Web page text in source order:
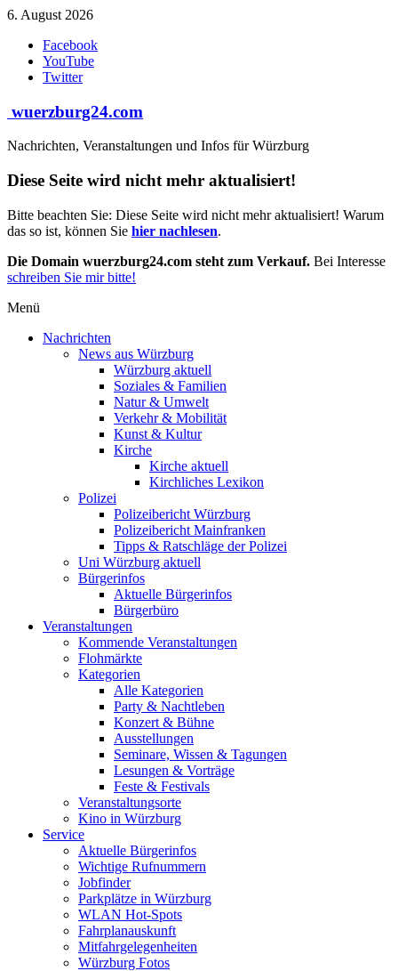
Zum
springen
6. August 2026
Facebook
YouTube
Twitter
wuerzburg24.com
Nachrichten, Veranstaltungen und Infos für Würzburg
Diese Seite wird nicht mehr aktualisiert!
Bitte beachten Sie: Diese Seite wird nicht mehr aktualisiert! Warum
das so ist, können Sie hier nachlesen.
Die Domain wuerzburg24.com steht zum Verkauf. Bei Interesse
schreiben Sie mir bitte!
Menü
Nachrichten
News aus Würzburg
Würzburg aktuell
Soziales & Familien
Natur & Umwelt
Verkehr & Mobilität
Kunst & Kultur
Kirche
Kirche aktuell
Kirchliches Lexikon
Polizei
Polizeibericht Würzburg
Polizeibericht Mainfranken
Tipps & Ratschläge der Polizei
Uni Würzburg aktuell
Bürgerinfos
Aktuelle Bürgerinfos
Bürgerbüro
Veranstaltungen
Kommende Veranstaltungen
Flohmärkte
Kategorien
Alle Kategorien
Party & Nachtleben
Konzert & Bühne
Ausstellungen
Seminare, Wissen & Tagungen
Lesungen & Vorträge
Feste & Festivals
Veranstaltungsorte
Kino in Würzburg
Service
Aktuelle Bürgerinfos
Wichtige Rufnummern
Jobfinder
Parkplätze in Würzburg
WLAN Hot-Spots
Fahrplanauskunft
Mitfahrgelegenheiten
Würzburg Fotos